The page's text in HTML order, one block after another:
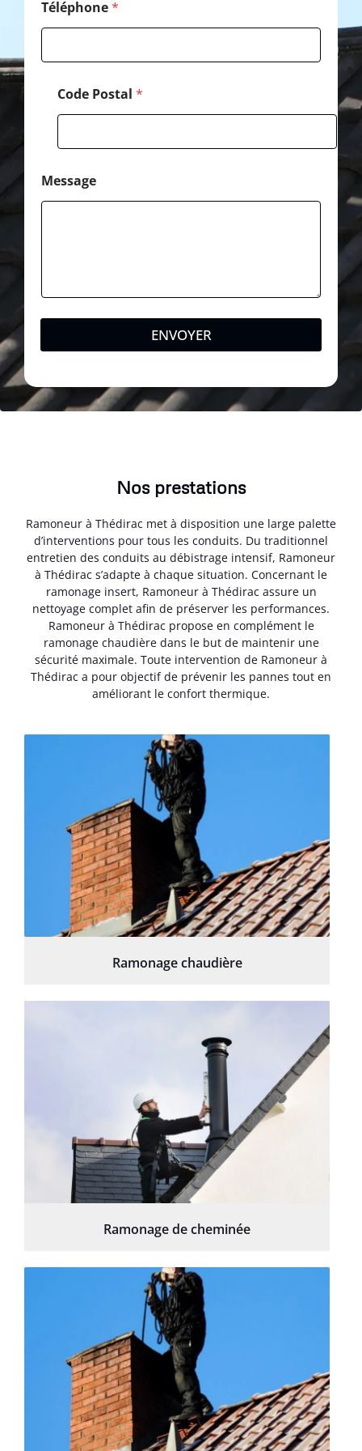
Téléphone*
Code Postal *
Message
ENVOYER
Nos prestations
Ramoneur à Thédirac met à disposition une large palette
d’interventions pour tous les conduits. Du traditionnel
entretien des conduits au débistrage intensif, Ramoneur
à Thédirac s’adapte à chaque situation. Concernant le
ramonage insert, Ramoneur à Thédirac assure un
nettoyage complet afin de préserver les performances.
Ramoneur à Thédirac propose en complément le
ramonage chaudière dans le but de maintenir une
sécurité maximale. Toute intervention de Ramoneur à
Thédirac a pour objectif de prévenir les pannes tout en
améliorant le confort thermique.
Ramonage chaudière
Ramonage de cheminée